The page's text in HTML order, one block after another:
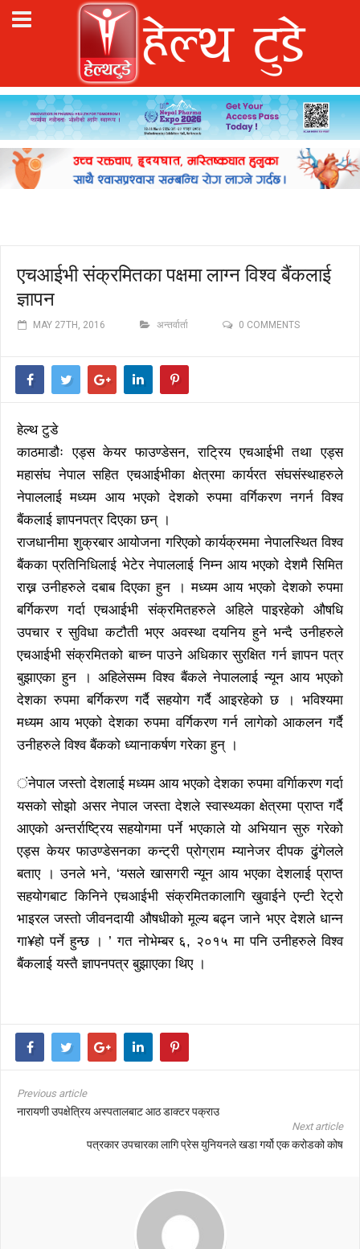
एचआईभी संक्रमितका पक्षमा लाग्न विश्व बैंकलाई
ज्ञापन
MAY 27TH, 2016 अन्तर्वार्ता 0 COMMENTS
हेल्थ टुडे
काठमाडौः एड्स केयर फाउण्डेसन, राट्रिय एचआईभी तथा एड्स
महासंघ नेपाल सहित एचआईभीका क्षेत्रमा कार्यरत संघसंस्थाहरुले
नेपाललाई मध्यम आय भएको देशको रुपमा वर्गिकरण नगर्न विश्व
बैंकलाई ज्ञापनपत्र दिएका छन् ।
राजधानीमा शुक्रबार आयोजना गरिएको कार्यक्रममा नेपालस्थित विश्व
बैंकका प्रतिनिधिलाई भेटेर नेपाललाई निम्न आय भएको देशमै सिमित
राख्न उनीहरुले दबाब दिएका हुन । मध्यम आय भएको देशको रुपमा
बर्गिकरण गर्दा एचआईभी संक्रमितहरुले अहिले पाइरहेको औषधि
उपचार र सुविधा कटौती भएर अवस्था दयनिय हुने भन्दै उनीहरुले
एचआईभी संक्रमितको बाच्न पाउने अधिकार सुरक्षित गर्न ज्ञापन पत्र
बुझाएका हुन । अहिलेसम्म विश्व बैंकले नेपाललाई न्यून आय भएको
देशका रुपमा बर्गिकरण गर्दै सहयोग गर्दै आइरहेको छ । भविश्यमा
मध्यम आय भएको देशका रुपमा वर्गिकरण गर्न लागेको आकलन गर्दै
उनीहरुले विश्व बैंकको ध्यानाकर्षण गरेका हुन् ।
ंनेपाल जस्तो देशलाई मध्यम आय भएको देशका रुपमा वर्गिाकरण गर्दा
यसको सोझो असर नेपाल जस्ता देशले स्वास्थ्यका क्षेत्रमा प्राप्त गर्दै
आएको अन्तर्राष्ट्रिय सहयोगमा पर्ने भएकाले यो अभियान सुरु गरेको
एड्स केयर फाउण्डेसनका कन्ट्री प्रोग्राम म्यानेजर दीपक ढुंगेलले
बताए । उनले भने, ‘यसले खासगरी न्यून आय भएका देशलाई प्राप्त
सहयोगबाट किनिने एचआईभी संक्रमितकालागि खुवाईने एन्टी रेट्रो
भाइरल जस्तो जीवनदायी औषधीको मूल्य बढ्न जाने भएर देशले धान्न
गा¥हो पर्ने हुन्छ । ’ गत नोभेम्बर ६, २०१५ मा पनि उनीहरुले विश्व
बैंकलाई यस्तै ज्ञापनपत्र बुझाएका थिए ।
Previous article
नारायणी उपक्षेत्रिय अस्पतालबाट आठ डाक्टर पक्राउ
Next article
पत्रकार उपचारका लागि प्रेस युनियनले खडा गर्यो एक करोडको कोष